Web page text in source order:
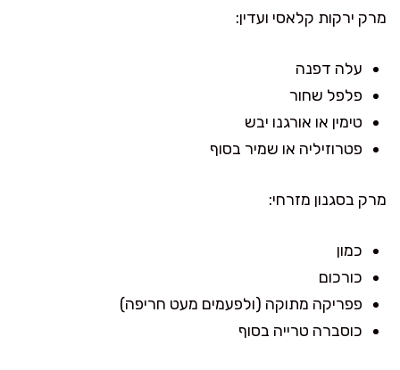
מרק ירקות קלאסי ועדין:
עלה דפנה
פלפל שחור
טימין או אורגנו יבש
פטרוזיליה או שמיר בסוף
מרק בסגנון מזרחי:
כמון
כורכום
פפריקה מתוקה (ולפעמים מעט חריפה)
כוסברה טרייה בסוף